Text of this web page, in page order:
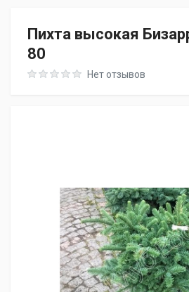
Пихта высокая
80
Rating: 0 out of 5Нет отзывов